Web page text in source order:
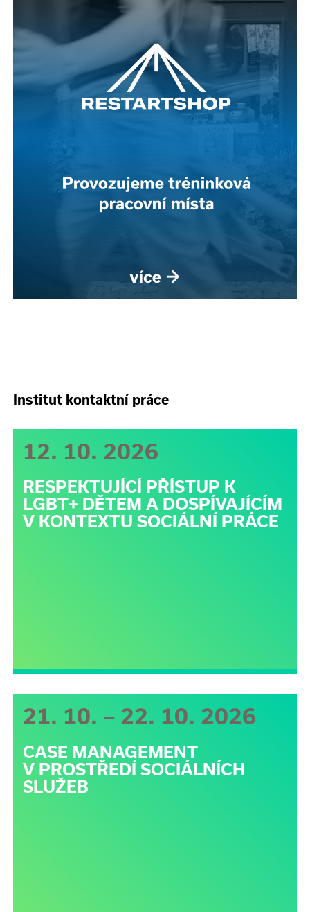
Institut kontaktní práce
12. 10. 2026
RESPEKTUJÍCÍ PŘÍSTUP K
LGBT+ DĚTEM A DOSPÍVAJÍCÍM
V KONTEXTU SOCIÁLNÍ PRÁCE
21. 10. – 22. 10. 2026
CASE MANAGEMENT
V PROSTŘEDÍ SOCIÁLNÍCH
SLUŽEB